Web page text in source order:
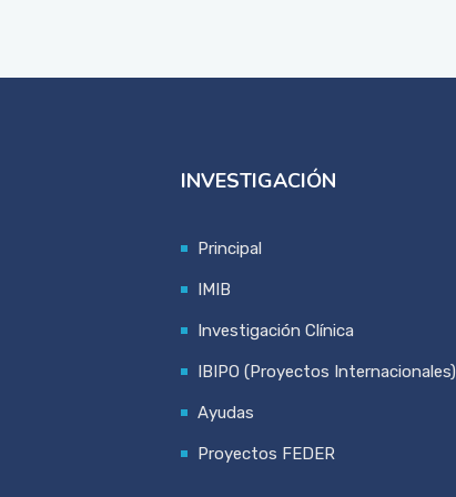
INVESTIGACIÓN
Principal
IMIB
Investigación Clínica
IBIPO (Proyectos Internacionales)
Ayudas
Proyectos FEDER